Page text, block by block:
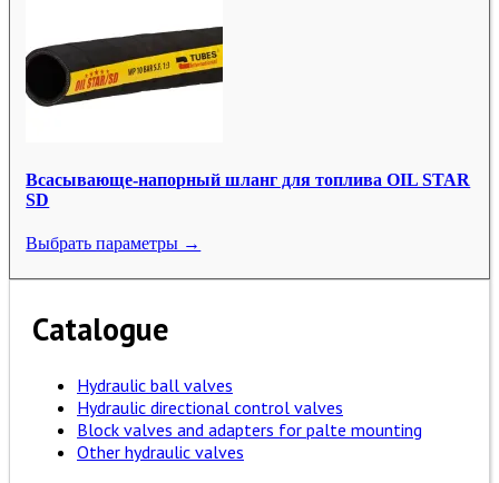
Всасывающе-напорный шланг для топлива OIL STAR
SD
Выбрать параметры →
Catalogue
Hydraulic ball valves
Hydraulic directional control valves
Block valves and adapters for palte mounting
Other hydraulic valves